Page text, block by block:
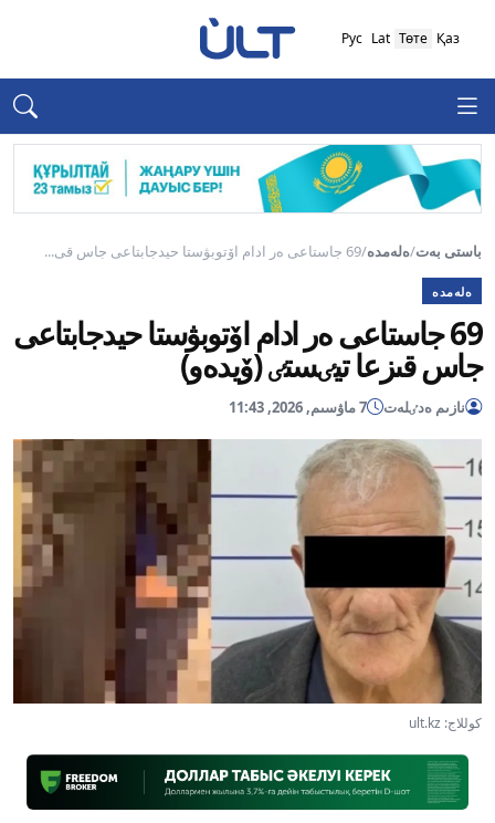
Қаз
Төте
Lat
Рус
باستى بەت/ەلەمدە/69 جاستاعى ەر ادام اۆتوبۋستا حيدجابتاعى جاس قى...
ەلەمدە
69 جاستاعى ەر ادام اۆتوبۋستا حيدجابتاعى
جاس قىزعا تيٸستٸ (ۆيدەو)
نازىم ەدٸلەت 7 ماۋسىم, 2026, 11:43
كوللاج: ult.kz